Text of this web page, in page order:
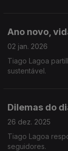
Ano novo,
02 jan. 2026
Tiago Lagoa
sustentável.
Dilemas do
26 dez. 2025
Tiago Lagoa
seguidores.